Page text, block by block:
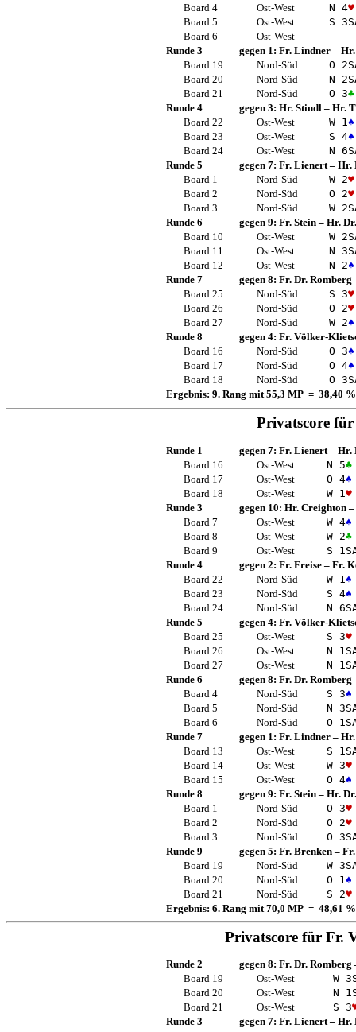
Board 4
Ost-West N 4♥
Board 5
Ost-West S 3
Board 6
Ost-West
Runde 3
gegen 1: Fr. Lindner–
Board 19
Nord-Süd O 2
Board 20
Nord-Süd N 2
Board 21
Nord-Süd O 3♣
Runde 4
gegen 3: Hr. Stindl – Hr.
Board 22
Ost-West W 1 ♠
Board 23
Ost-West S 4♠
Board 24
Ost-West N 6
Runde 5
gegen 7: Fr. Lienert– Hr.
Board 1
Nord-Süd W 2♥
Board 2
Nord-Süd O 2♥
Board 3
Nord-Süd W 2
Runde 6
gegen 9: Fr. Stein– Hr.
Board 10
Ost-West W 2
Board 11
Ost-West N 3
Board 12
Ost-West N 2♠
Runde 7
gegen 8: Fr. Dr. Romberg
Board 25
Nord-Süd S 3♥
Board 26
Nord-Süd O 2♥
Board 27
Nord-Süd W 2♠
Runde 8
gegen 4: Fr. Völker-
Board 16
Nord-Süd O 3♠
Board 17
Nord-Süd O 4♠
Board 18
Nord-Süd O 3
Ergebnis: 9. Rang mit 55,3 MP = 38,40 %
Privatscore
Runde 1 gegen 7: Fr. Lienert– Hr.
Board 16
Ost-West N 5♣
Board 17
Ost-West O 4♠
Board 18
Ost-West W 1 ♥
Runde 3
gegen 10: Hr. Creighton–
Board 7
Ost-West W 4♠
Board 8
Ost-West W 2♣
Board 9
Ost-West S 1
Runde 4
gegen 2: Fr. Freise– Fr.
Board 22
Nord-Süd W 1 ♠
Board 23
Nord-Süd S 4♠
Board 24
Nord-Süd N 6
Runde 5
gegen 4: Fr. Völker-
Board 25
Ost-West S 3♥
Board 26
Ost-West N 1
Board 27
Ost-West N 1
Runde 6
gegen 8: Fr. Dr. Romberg
Board 4
Nord-Süd S 3♠
Board 5
Nord-Süd N 3
Board 6
Nord-Süd O 1
Runde 7
gegen 1: Fr. Lindner–
Board 13
Ost-West S 1
Board 14
Ost-West W 3♥
Board 15
Ost-West O 4♠
Runde 8
gegen 9: Fr. Stein– Hr.
Board 1
Nord-Süd O 3♥
Board 2
Nord-Süd O 2♥
Board 3
Nord-Süd O 3
Runde 9
gegen 5: Fr. Brenken–
Board 19
Nord-Süd W 3
Board 20
Nord-Süd O 1 ♠
Board 21
Nord-Süd S 2♥
Ergebnis: 6. Rang mit 70,0 MP = 48,61 %
Privatscore für Fr.
Runde 2 gegen 8: Fr. Dr. Romberg
Board 19
Ost-West W 3
Board 20
Ost-West N 1
Board 21
Ost-West S 3
Runde 3
gegen 7: Fr. Lienert– Hr.